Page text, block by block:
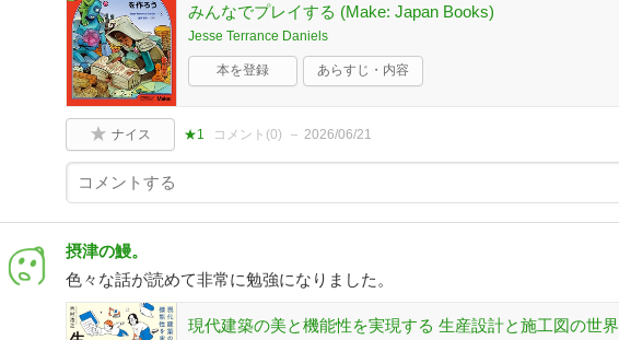
みんなでプレイする (Make: Japan Books)
Jesse Terrance Daniels
本を登録 あらすじ・内容
ナイス ★1 コメント(0) 2026/06/21
摂津の鰻。
色々な話が読めて非常に勉強になりました。
現代建築の美と機能性を実現する 生産設計と施工図の世界